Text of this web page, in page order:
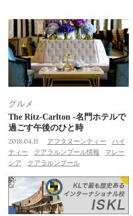
グルメ
The Ritz-Carlton -名門ホテルで
過ごす午後のひと時
2018.04.11 アフタヌーンティー
ハイ
ティー
クアラルンプール情報
マレー
シア
クアラルンプール